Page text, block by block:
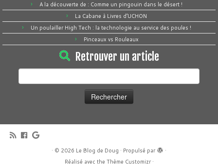
A la découverte de : Comme un pingouin dans le désert !
La Cabane à Livres d’UCHON
Un poulailler High Tech : la technologie au service des poules !
Pinceaux vs Rouleaux
Retrouver un article
· © 2026 Le Blog de Doug · Propulsé par
·
Réalisé avec the Thème Customizr·